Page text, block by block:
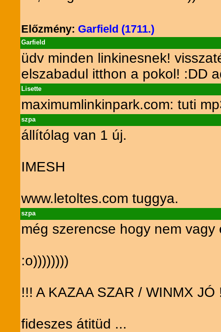
Előzmény: Garfield (1711.)
Garfield
üdv minden linkinesnek!
elszabadul itthon a pokol! :DD
Lisette
maximumlinkinpark.com: tuti
szpa
állítólag van 1 új.
IMESH
www.letoltes.com tuggya.
szpa
még szerencse hogy nem vagy
:o))))))))
!!! A KAZAA SZAR / WINMX JÓ
fideszes átitüd ...